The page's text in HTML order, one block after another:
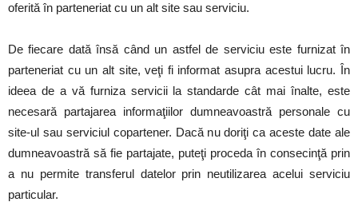
oferită în parteneriat cu un alt site sau serviciu.
De fiecare dată însă când un astfel de serviciu este furnizat în
parteneriat cu un alt site, veţi fi informat asupra acestui lucru. În
ideea de a vă furniza servicii la standarde cât mai înalte, este
necesară partajarea informaţiilor dumneavoastră personale cu
site-ul sau serviciul copartener. Dacă nu doriţi ca aceste date ale
dumneavoastră să fie partajate, puteţi proceda în consecinţă prin
a nu permite transferul datelor prin neutilizarea acelui serviciu
particular.